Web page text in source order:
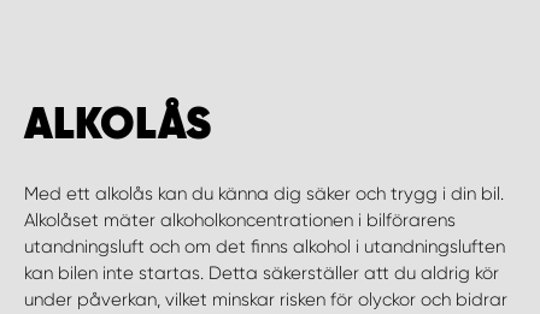
ALKOLÅS
Med ett alkolås kan du känna dig säker och trygg i din bil.
Alkolåset mäter alkoholkoncentrationen i bilförarens
utandningsluft och om det finns alkohol i utandningsluften
kan bilen inte startas. Detta säkerställer att du aldrig kör
under påverkan, vilket minskar risken för olyckor och bidrar
WORK SYSTEM FALUN
WORK SYSTEM GÖTEBORG ARÖD
WORK SYSTEM HELSINGBORG